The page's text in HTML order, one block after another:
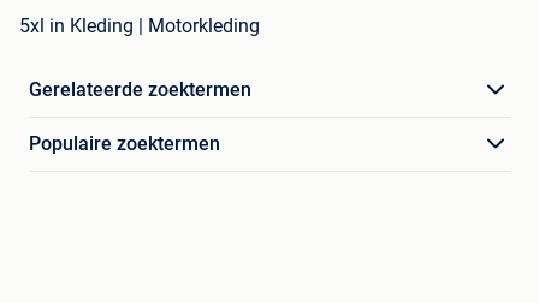
5xl in Kleding | Motorkleding
Gerelateerde zoektermen
Populaire zoektermen